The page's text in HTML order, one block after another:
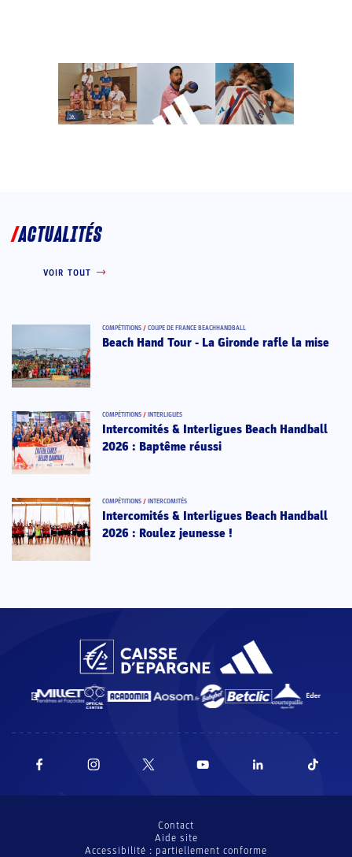
ACTUALITÉS
VOIR TOUT
COMPÉTITIONS / COUPE DE FRANCE BEACHHANDBALL
Beach Hand Tour - La Gironde rafle la mise
COMPÉTITIONS / INTERLIGUES
Intercomités & Interligues Beach Handball
2026 : Baptême réussi
COMPÉTITIONS / INTERCOMITÉS
Intercomités & Interligues Beach Handball
2026 : Roulez jeunesse !
Contact
Aide site
Accessibilité : partiellement conforme